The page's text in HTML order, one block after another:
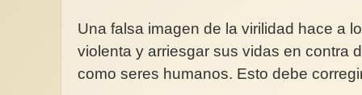
Una falsa imagen de la virilidad hace a
violenta y arriesgar sus vidas en contra
como seres humanos. Esto debe